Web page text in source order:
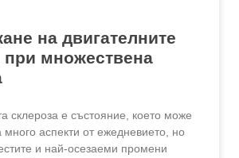
на двигателните
множествена
склероза е състояние, което може
аспекти от ежедневието, но
и най-осезаеми промени